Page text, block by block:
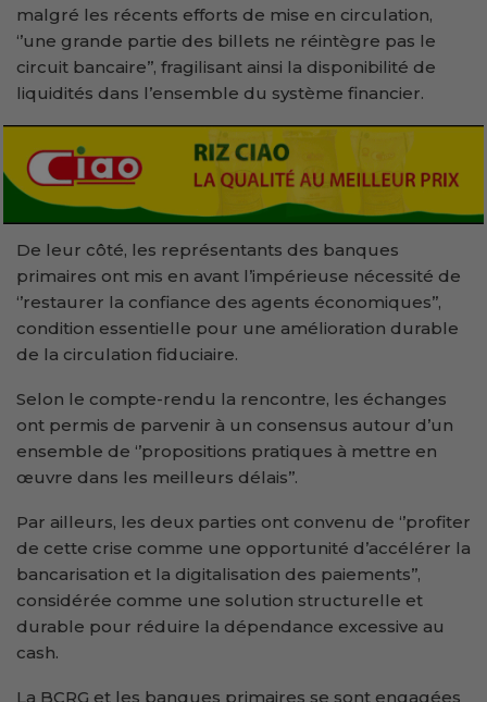
malgré les récents efforts de mise en circulation,
‘’une grande partie des billets ne réintègre pas le
circuit bancaire’’, fragilisant ainsi la disponibilité de
liquidités dans l’ensemble du système financier.
De leur côté, les représentants des banques
primaires ont mis en avant l’impérieuse nécessité de
‘’restaurer la confiance des agents économiques’’,
condition essentielle pour une amélioration durable
de la circulation fiduciaire.
Selon le compte-rendu la rencontre, les échanges
ont permis de parvenir à un consensus autour d’un
ensemble de ‘’propositions pratiques à mettre en
œuvre dans les meilleurs délais’’.
Par ailleurs, les deux parties ont convenu de ‘’profiter
de cette crise comme une opportunité d’accélérer la
bancarisation et la digitalisation des paiements’’,
considérée comme une solution structurelle et
durable pour réduire la dépendance excessive au
cash.
La BCRG et les banques primaires se sont engagées